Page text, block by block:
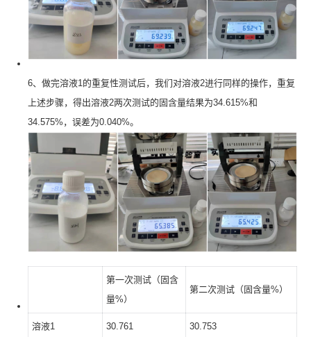
6、做完溶液1的重复性测试后，我们对溶液2进行同样的操作，重复
上述步骤，得出溶液2两次测试的固含量结果为34.615%和
34.575%，误差为0.040%。
第一次测试（固含
量%）
第二次测试（固含量%）
溶液1 30.761 30.753